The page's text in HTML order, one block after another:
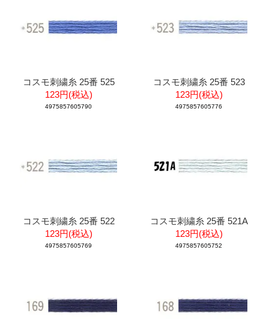
コスモ刺繍糸 25番 525
123円(税込)
4975857605790
コスモ刺繍糸 25番 523
123円(税込)
4975857605776
コスモ刺繍糸 25番 522
123円(税込)
4975857605769
コスモ刺繍糸 25番 521A
123円(税込)
4975857605752